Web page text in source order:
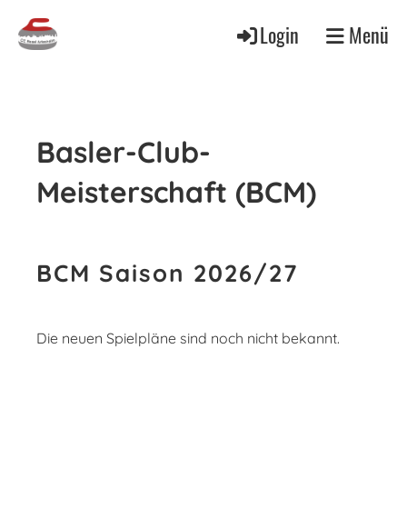
Login Menü
Basler-Club-
Meisterschaft (BCM)
BCM Saison 2026/27
Die neuen Spielpläne sind noch nicht bekannt.